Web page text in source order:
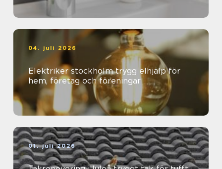
04. juli 2026
Elektriker stockholm trygg elhjälp för
hem, företag och föreningar
01. juli 2026